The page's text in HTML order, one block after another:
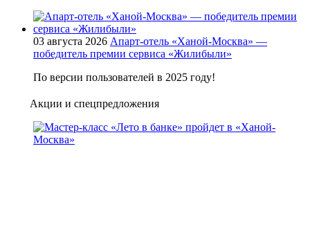
03 августа 2026 Апарт-отель «Ханой-Москва» —
победитель премии сервиса «Жилибыли»
По версии пользователей в 2025 году!
Акции и спецпредложения